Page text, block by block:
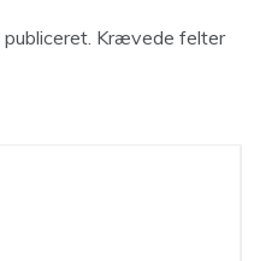
Krævede felter